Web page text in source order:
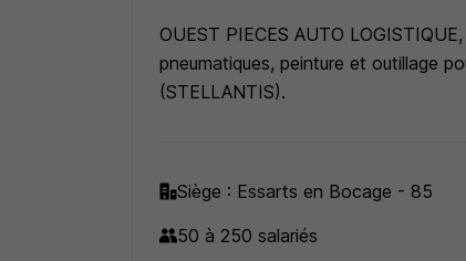
OUEST PIECES AUTO
pneumatiques, peinture et outillage
(STELLANTIS).
Siège : Essarts en Bocage - 85
50 à 250 salariés